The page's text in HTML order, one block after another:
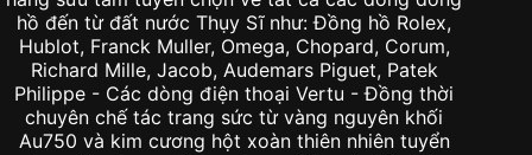
hồ đến từ đất nước Thụy Sĩ như: Đồng hồ Rolex,
Hublot, Franck Muller, Omega, Chopard, Corum,
Richard Mille, Jacob, Audemars Piguet, Patek
Philippe - Các dòng điện thoại Vertu - Đồng thời
chuyên chế tác trang sức từ vàng nguyên khối
Au750 và kim cương hột xoàn thiên nhiên tuyển